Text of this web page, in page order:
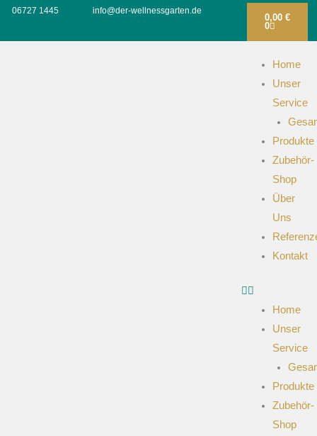
Zum06727 1445 info@der-wellnessgarten.de
0,00€
0
Home
Unser
Service
Produkte
Zubehör-
Shop
Über
Uns
Kontakt
Home
Unser
Service
Produkte
Zubehör-
Shop